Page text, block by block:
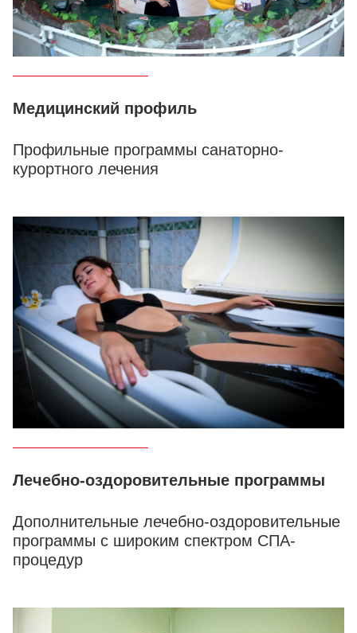
Медицинский профиль
Профильные программы санаторно-
курортного лечения
Лечебно-оздоровительные программы
Дополнительные лечебно-оздоровительные
программы с широким спектром СПА-
процедур